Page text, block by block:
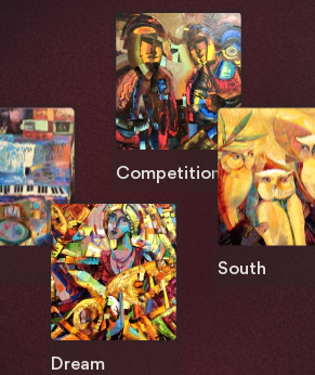
Dream
Competition
South